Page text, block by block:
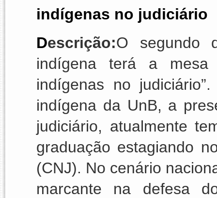
indígenas no judiciário
Descrição:O segundo
indígena terá a mesa
indígenas no
indígena da UnB, a
judiciário, atualmente
graduação estagiando
(CNJ). No cenário
marcante na defesa